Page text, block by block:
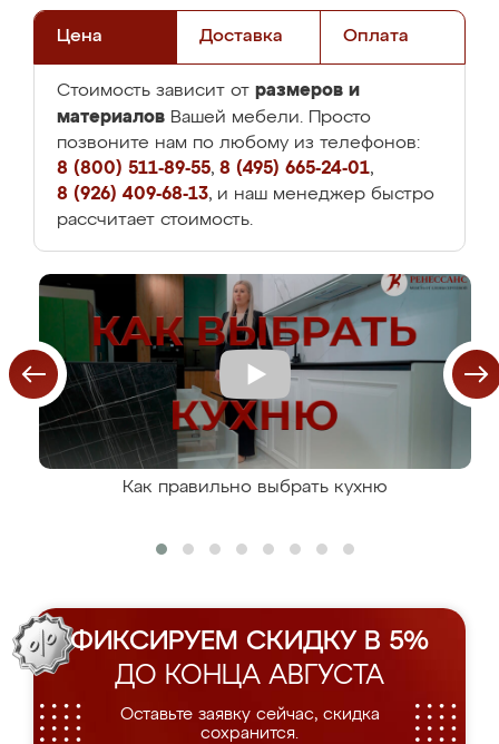
Цена Доставка Оплата
Стоимость зависит от размеров и
материалов Вашей мебели. Просто
позвоните нам по любому из телефонов:
8 (800) 511-89-55, 8 (495) 665-24-01,
8 (926) 409-68-13, и наш менеджер быстро
рассчитает стоимость.
Как правильно выбрать кухню
ФИКСИРУЕМ СКИДКУ В 5%
ДО КОНЦА АВГУСТА
Оставьте заявку сейчас, скидка
сохранится.